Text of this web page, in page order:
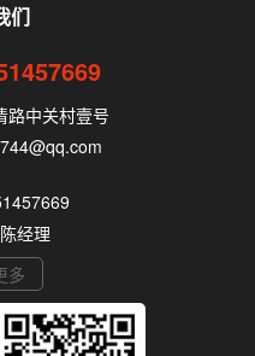
们
路中关村壹号
经理
多